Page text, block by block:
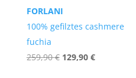
FORLANI
100% gefilztes cashmere
fuchia
259,90€ Ursprünglicher
129,90 €Aktueller